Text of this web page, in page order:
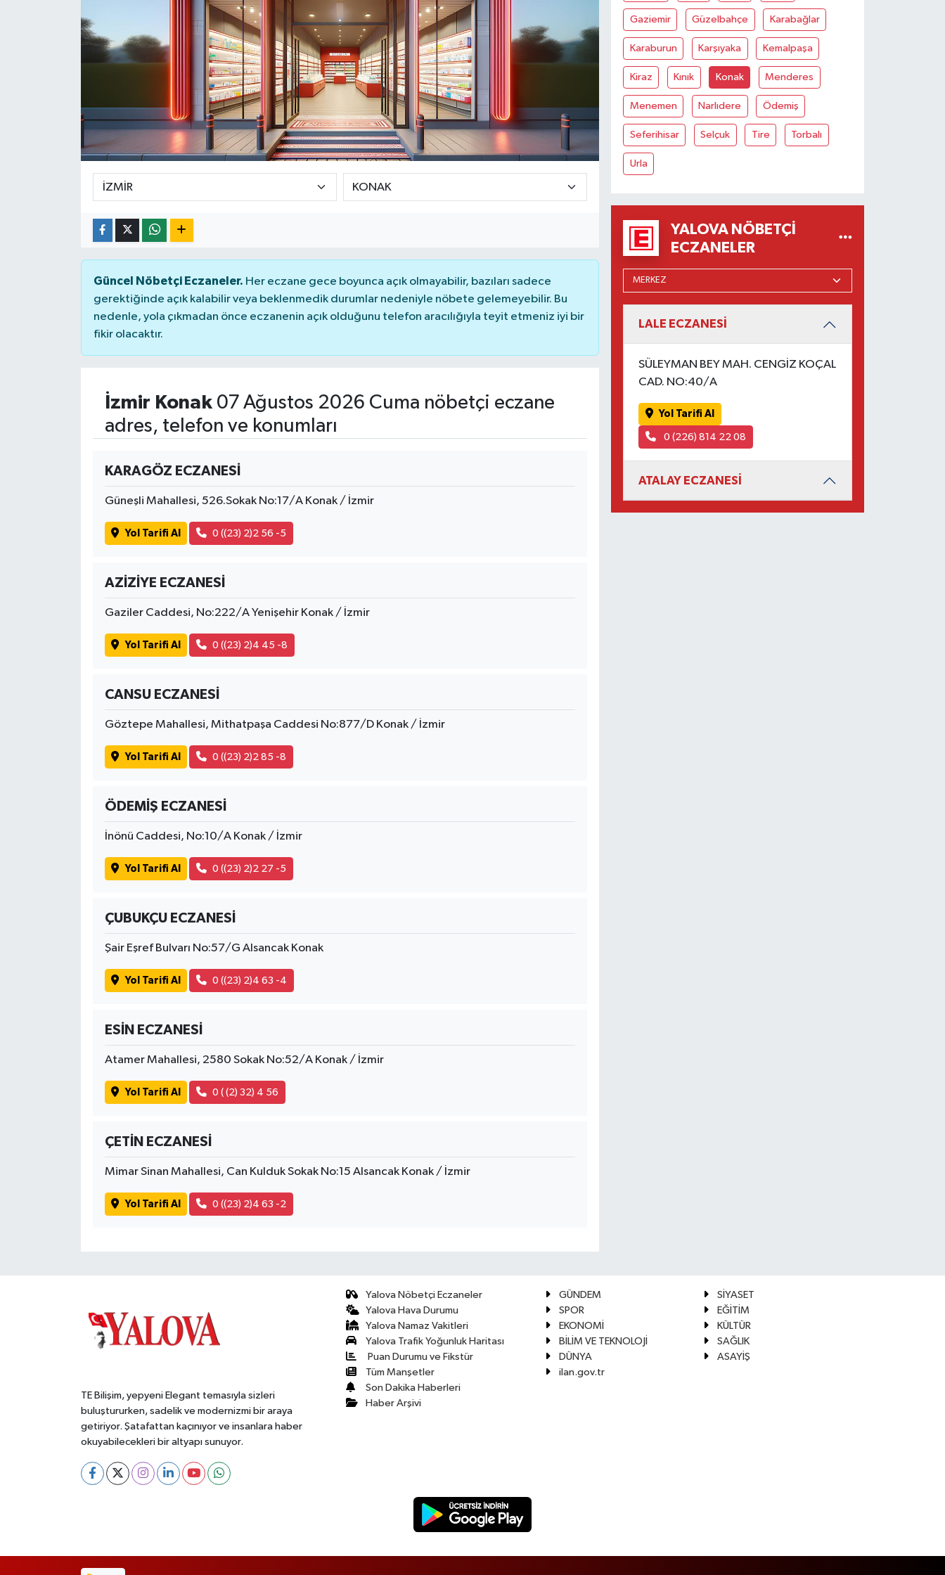
Güncel Nöbetçi Eczaneler. Her eczane gece boyunca açık olmayabilir, bazıları sadece
gerektiğinde açık kalabilir veya beklenmedik durumlar nedeniyle nöbete gelemeyebilir. Bu
nedenle, yola çıkmadan önce eczanenin açık olduğunu telefon aracılığıyla teyit etmeniz iyi bir
fikir olacaktır.
İzmir Konak07 Ağustos 2026 Cuma nöbetçi eczane
adres, telefon ve konumları
KARAGÖZ ECZANESİ
Güneşli Mahallesi, 526.Sokak No:17/A Konak / İzmir
Yol Tarifi Al 0 ((23) 2)2 56 -5
AZİZİYE ECZANESİ
Gaziler Caddesi, No:222/A Yenişehir Konak / İzmir
Yol Tarifi Al 0 ((23) 2)4 45 -8
CANSU ECZANESİ
Göztepe Mahallesi, Mithatpaşa Caddesi No:877/D Konak / İzmir
Yol Tarifi Al 0 ((23) 2)2 85 -8
ÖDEMİŞ ECZANESİ
İnönü Caddesi, No:10/A Konak / İzmir
Yol Tarifi Al 0 ((23) 2)2 27 -5
ÇUBUKÇU ECZANESİ
Şair Eşref Bulvarı No:57/G Alsancak Konak
Yol Tarifi Al 0 ((23) 2)4 63 -4
ESİN ECZANESİ
Atamer Mahallesi, 2580 Sokak No:52/A Konak / İzmir
Yol Tarifi Al 0 ( (2) 32) 4 56
ÇETİN ECZANESİ
Mimar Sinan Mahallesi, Can Kulduk Sokak No:15 Alsancak Konak / İzmir
Yol Tarifi Al 0 ((23) 2)4 63 -2
Gaziemir Güzelbahçe Karabağlar
Karaburun Karşıyaka Kemalpaşa
Kiraz Kınık Konak Menderes
Menemen Narlıdere Ödemiş
Seferihisar Selçuk Tire Torbalı
Urla
YALOVA NÖBETÇI
ECZANELER
LALE ECZANESİ
SÜLEYMAN BEY MAH. CENGİZ KOÇAL
CAD. NO:40/A
Yol Tarifi Al
0 (226) 814 22 08
ATALAY ECZANESİ
TE Bilişim, yepyeni Elegant temasıyla sizleri
buluştururken, sadelik ve modernizmi bir araya
getiriyor. Şatafattan kaçınıyor ve insanlara haber
okuyabilecekleri bir altyapı sunuyor.
Yalova Nöbetçi Eczaneler
Yalova Hava Durumu
Yalova Namaz Vakitleri
Yalova Trafik Yoğunluk Haritası
Puan Durumu ve Fikstür
Tüm Manşetler
Son Dakika Haberleri
Haber Arşivi
GÜNDEM
SİYASET
SPOR
EĞİTİM
EKONOMİ
KÜLTÜR
BİLİM VE TEKNOLOJİ
SAĞLIK
DÜNYA
ASAYİŞ
ilan.gov.tr
RESMİ İLAN